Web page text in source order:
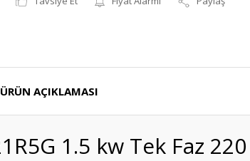
ÜRÜN AÇIKLAMASI
1.5 kw Tek Faz